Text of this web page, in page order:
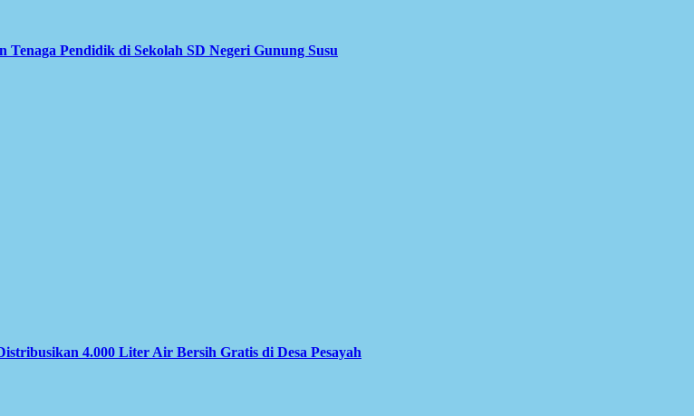
Pendidik di Sekolah SD Negeri Gunung Susu
4.000 Liter Air Bersih Gratis di Desa Pesayah